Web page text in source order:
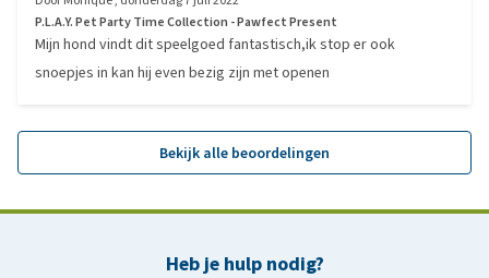
P.L.A.Y. Pet Party Time Collection - Pawfect Present
Mijn hond vindt dit speelgoed fantastisch,ik stop er ook
snoepjes in kan hij even bezig zijn met openen
Bekijk alle beoordelingen
Heb je hulp nodig?